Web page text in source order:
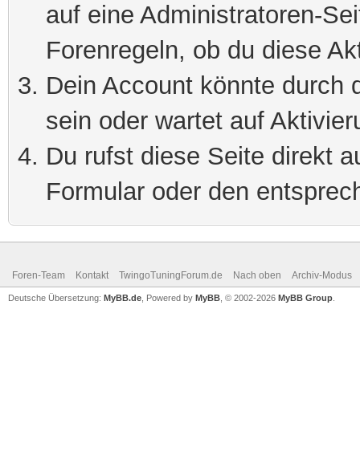
auf eine Administratoren-
Forenregeln, ob du diese
Dein Account könnte durch
sein oder wartet auf
Du rufst diese Seite direkt
Formular oder den
Foren-Team Kontakt TwingoTuningForum.de Nach oben Archiv-Modus
Deutsche Übersetzung: MyBB.de , Powered by MyBB , © 2002-2026 MyBB Group